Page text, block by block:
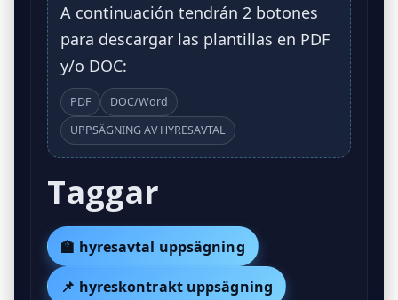
A continuación tendrán 2 botones
para descargar las plantillas en PDF
y/o DOC:
PDF
DOC/Word
UPPSÄGNING AV HYRESAVTAL
Taggar
🏫 hyresavtal uppsägning
📌 hyreskontrakt uppsägning